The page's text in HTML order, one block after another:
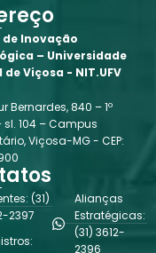
de Inovação
– Universidade
de Viçosa - NIT.UFV
Bernardes, 840 – 1º
104 – Campus
Viçosa-MG - CEP:
(31)
2397
Alianças
Estratégicas:
(31) 3612-
2396